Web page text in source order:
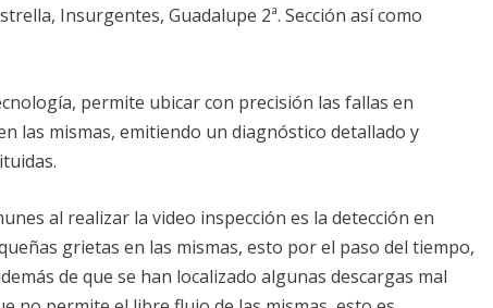
Insurgentes, Guadalupe 2ª. Sección así como
permite ubicar con precisión las fallas en
las mismas, emitiendo un diagnóstico detallado y
al realizar la video inspección es la detección en
grietas en las mismas, esto por el paso del tiempo,
de que se han localizado algunas descargas mal